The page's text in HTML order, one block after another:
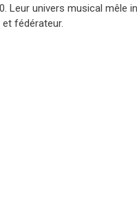
Leur univers musical mêle
fédérateur.